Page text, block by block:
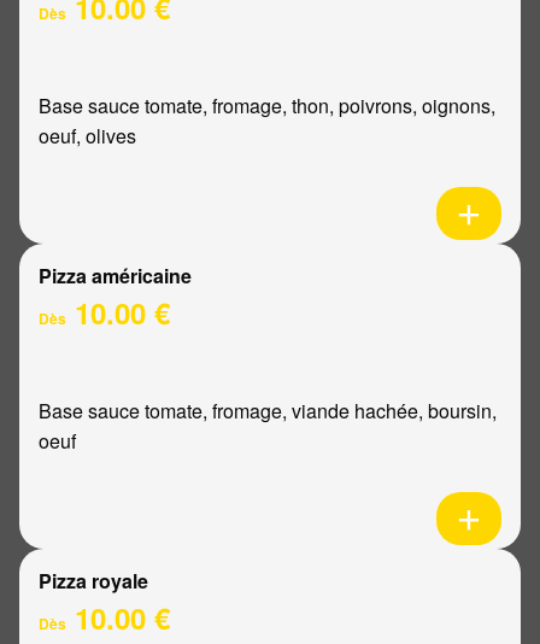
Dès
Base sauce tomate, fromage, thon, poivrons, oignons,
oeuf, olives
Pizza américaine
Dès 10.00 €
Base sauce tomate, fromage, viande hachée, boursin,
oeuf
Pizza royale
Dès 10.00 €